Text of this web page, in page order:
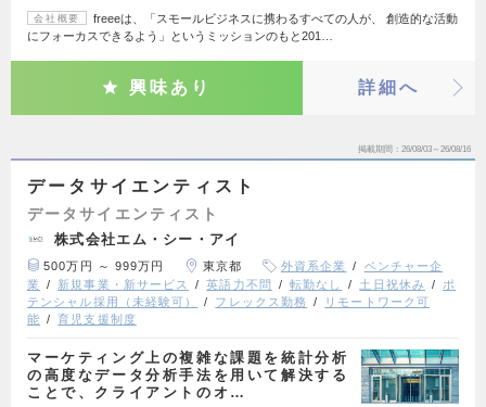
会社概要
freeeは、「スモールビジネスに携わるすべての人が、 創造的な活動
にフォーカスできるよう」というミッションのもと201…
興味あり 詳細へ
掲載期間 26/08/03～26/08/16
データサイエンティスト
データサイエンティスト
株式会社エム・シー・アイ
500万円 ～ 999万円 東京都 外資系企業
ベンチャー企
業
新規事業・新サービス 英語力不問 転勤なし 土日祝休み
ポ
テンシャル採用（未経験可）
フレックス勤務
リモートワーク可
能
育児支援制度
マーケティング上の複雑な課題を統計分析
の高度なデータ分析手法を用いて解決する
ことで、クライアントのオ…